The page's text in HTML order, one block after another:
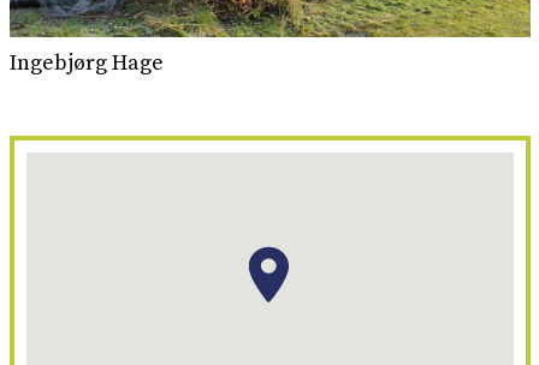
Ingebjørg Hage